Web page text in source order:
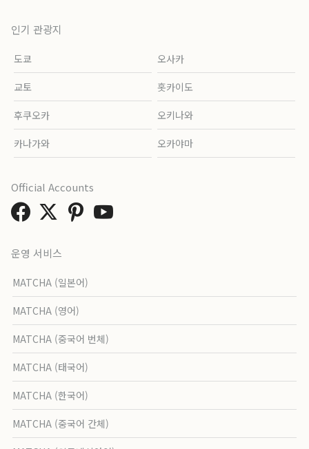
인기 관광지
도쿄 오사카
교토 홋카이도
후쿠오카 오키나와
카나가와 오카야마
운영 서비스
MATCHA (일본어)
MATCHA (영어)
MATCHA (중국어 번체)
MATCHA (태국어)
MATCHA (한국어)
MATCHA (중국어 간체)
Official Accounts